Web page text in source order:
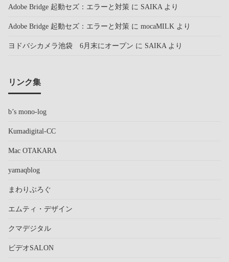
Adobe Bridge 起動セズ：エラーと対策 に SAIKA より
Adobe Bridge 起動セズ：エラーと対策 に mocaMILK より
ヨドバシカメラ池袋 6月末にオープン に SAIKA より
リンク集
b’s mono-log
Kumadigital-CC
Mac OTAKARA
yamaqblog
まわりぶろぐ
エムティ・デザイン
クマデジタル
ビデオSALON